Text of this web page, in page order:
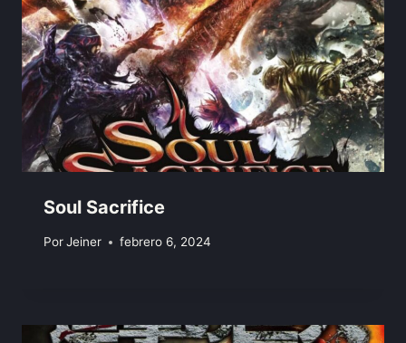
Soul Sacrifice
PorJeiner febrero 6, 2024